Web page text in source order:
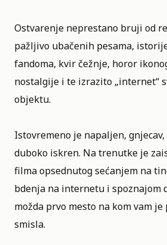
Ostvarenje neprestano bruji od
pažljivo ubačenih pesama,
fandoma, kvir čežnje, horor
nostalgije i te izrazito „internet“
objektu.
Istovremeno je napaljen, gnjecav,
duboko iskren. Na trenutke je
filma opsednutog sećanjem na
bdenja na internetu i spoznajom
možda prvo mesto na kom vam
smisla.